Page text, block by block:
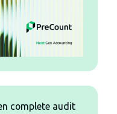
complete audit